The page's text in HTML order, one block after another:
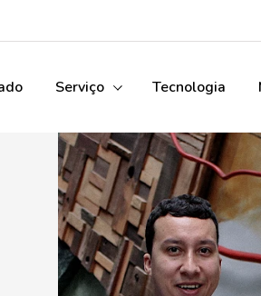
Serviço Tecnologia